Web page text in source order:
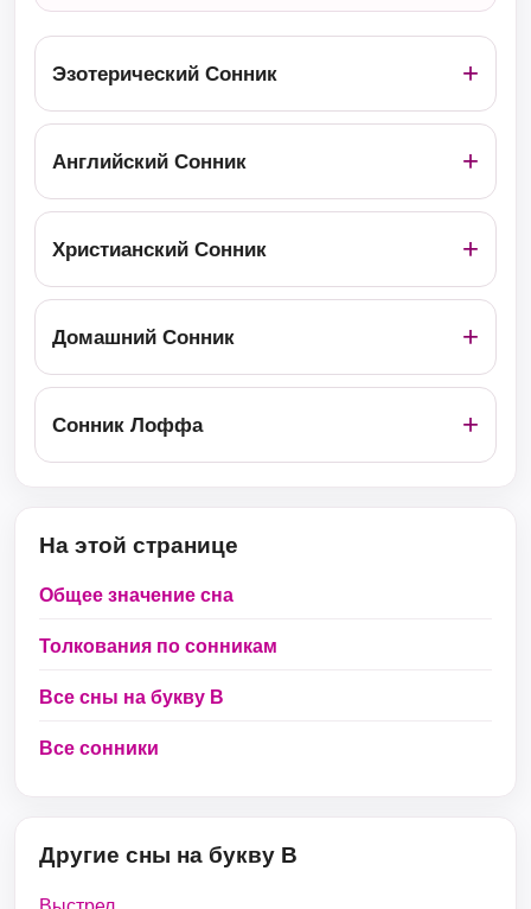
Эзотерический Сонник
Английский Сонник
Христианский Сонник
Домашний Сонник
Сонник Лоффа
На этой странице
Общее значение сна
Толкования по сонникам
Все сны на букву В
Все сонники
Другие сны на букву В